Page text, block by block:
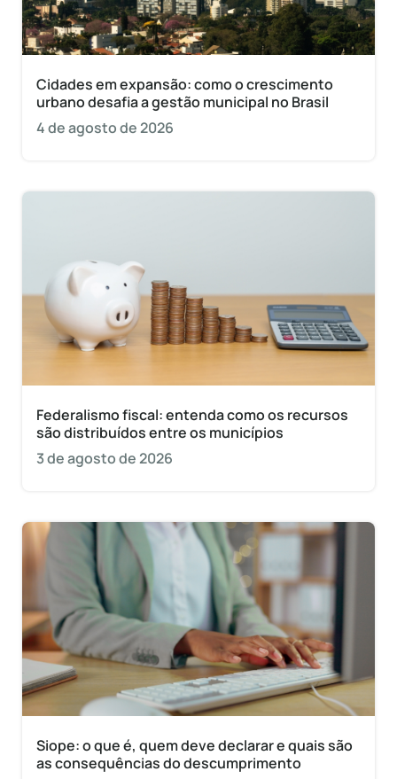
Cidades em expansão: como o crescimento
urbano desafia a gestão municipal no Brasil
4 de agosto de 2026
Federalismo fiscal: entenda como os recursos
são distribuídos entre os municípios
3 de agosto de 2026
Siope: o que é, quem deve declarar e quais são
as consequências do descumprimento